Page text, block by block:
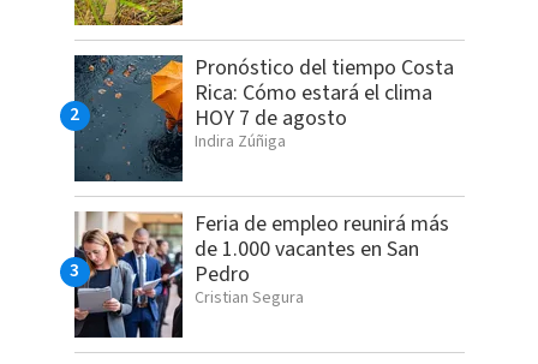
Pronóstico del tiempo Costa
Rica: Cómo estará el clima
HOY 7 de agosto
Indira Zúñiga
Feria de empleo reunirá más
de 1.000 vacantes en San
Pedro
Cristian Segura